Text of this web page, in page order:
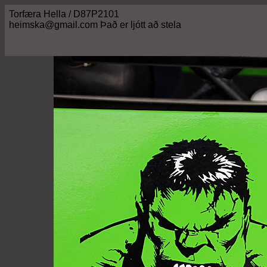
Torfæra Hella / D87P2101
heimska@gmail.com Það er ljótt að stela